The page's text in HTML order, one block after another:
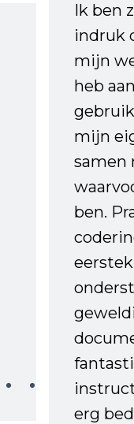
Ik ben
indruk
mijn
heb
mijn
samen
ben.
erg